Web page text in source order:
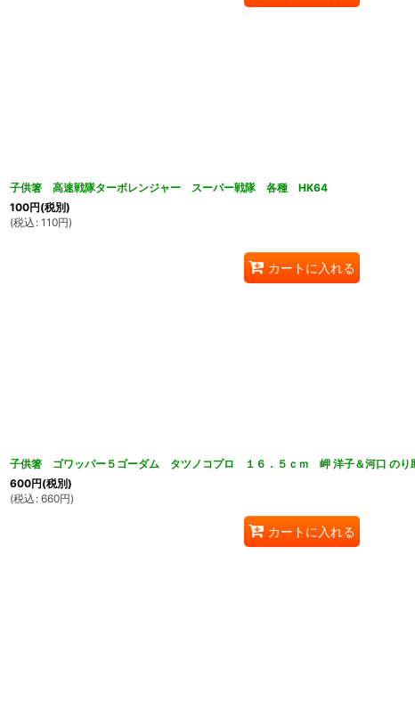
子供箸 高速戦隊ターボレンジャー スーパー戦隊 各種 HK64
100円(税別)
(税込 : 110円)
カートに入れる
子供箸 ゴワッパー５ゴーダム タツノコプロ １６．５ｃｍ 岬 洋子＆河口 の
600円(税別)
(税込 : 660円)
カートに入れる